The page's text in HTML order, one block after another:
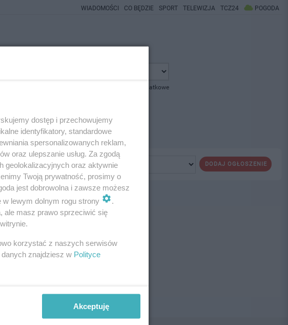
WIADOMOŚCI CO BĘDZIE SPORT TELEWIZJA TCZ24 POGODA
pokaż opcje dodatkowe
DODAJ OGŁOSZENIE
aktywne!
dostęp i przechowujemy
identyfikatory, standardowe
spersonalizowanych reklam,
oraz ulepszanie usług. Za zgodą
geolokalizacyjnych oraz aktywnie
Twoją prywatność, prosimy o
jest dobrowolna i zawsze możesz
lewym dolnym rogu strony
ale masz prawo sprzeciwić się
korzystać z naszych serwisów
znajdziesz w Polityce
Akceptuję